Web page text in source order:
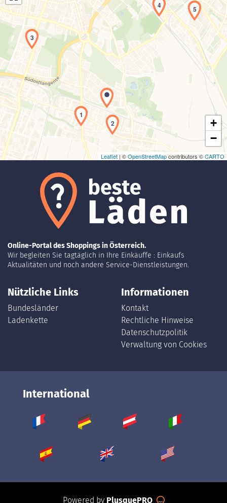
Laden der Karte...
1
2
3
4 5
+
−
Leaflet | ©OpenStreetMapcontributors ©CARTO
Online-Portal des Shoppings in Österreich.
Wir begleiten Sie tagtäglich in Ihre Einkäuffe : Einkaufs
Aktualitäten und noch andere Service-Dienstleistungen.
Nützliche Links
Bundesländer
Ladenkette
Informationen
Kontakt
Rechtliche Hinweise
Datenschutzpolitik
Verwaltung von Cookies
International
Powered by PlusquePRO